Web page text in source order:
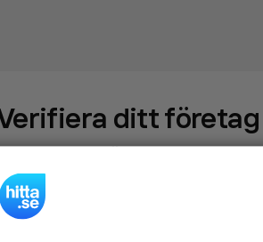
ditt företag
som69 550företag - ta kontroll
hitta.se och syns bättre mot kunder i ditt
kostnadsfritt.